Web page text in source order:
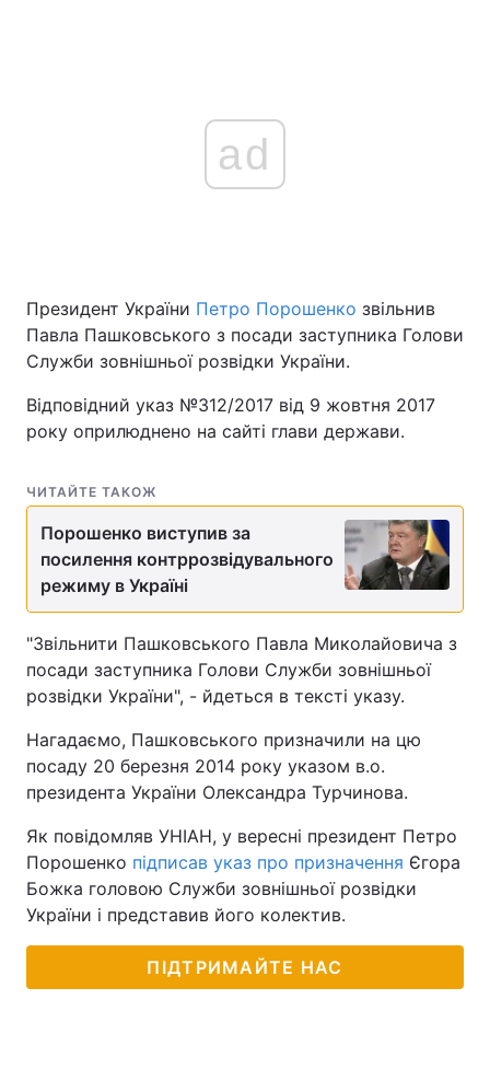
ad
Президент України Петро Порошенко звільнив
Павла Пашковського з посади заступника Голови
Служби зовнішньої розвідки України.
Відповідний указ №312/2017 від 9 жовтня 2017
року оприлюднено на сайті глави держави.
ЧИТАЙТЕ ТАКОЖ
Порошенко виступив за
посилення контррозвідувального
режиму в Україні
"Звільнити Пашковського Павла Миколайовича з
посади заступника Голови Служби зовнішньої
розвідки України", - йдеться в тексті указу.
Нагадаємо, Пашковського призначили на цю
посаду 20 березня 2014 року указом в.о.
президента України Олександра Турчинова.
Як повідомляв УНІАН, у вересні президент Петро
Порошенко підписав указ про призначення Єгора
Божка головою Служби зовнішньої розвідки
України і представив його колектив.
ПІДТРИМАЙТЕ НАС